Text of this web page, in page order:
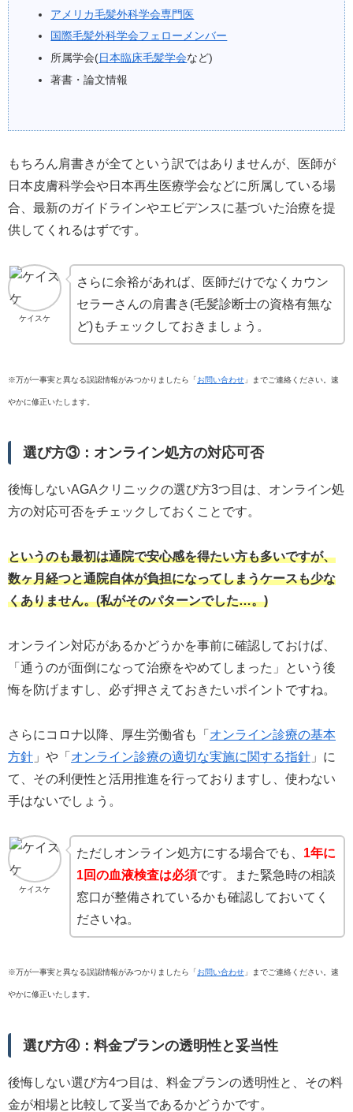
アメリカ毛髪外科学会専門医
国際毛髪外科学会フェローメンバー
所属学会(日本臨床毛髪学会など)
著書・論文情報
もちろん肩書きが全てという訳ではありませんが、医師が
日本皮膚科学会や日本再生医療学会などに所属している場
合、最新のガイドラインやエビデンスに基づいた治療を提
供してくれるはずです。
ケイスケ
さらに余裕があれば、医師だけでなくカウン
セラーさんの肩書き(毛髪診断士の資格有無な
ど)もチェックしておきましょう。
※万が一事実と異なる誤認情報がみつかりましたら「お問い合わせ 」までご連絡ください。速
やかに修正いたします。
選び方③：オンライン処方の対応可否
後悔しないAGAクリニックの選び方3つ目は、オンライン処
方の対応可否をチェックしておくことです。
というのも最初は通院で安心感を得たい方も多いですが、
数ヶ月経つと通院自体が負担になってしまうケースも少な
くありません。(私がそのパターンでした…。)
オンライン対応があるかどうかを事前に確認しておけば、
「通うのが面倒になって治療をやめてしまった」という後
悔を防げますし、必ず押さえておきたいポイントですね。
さらにコロナ以降、厚生労働省も「 オンライン診療の基本
方針 」や「 オンライン診療の適切な実施に関する指針 」に
て、その利便性と活用推進を行っておりますし、使わない
手はないでしょう。
ケイスケ
ただしオンライン処方にする場合でも、 1年に
1回の血液検査は必須です。また緊急時の相談
窓口が整備されているかも確認しておいてく
ださいね。
※万が一事実と異なる誤認情報がみつかりましたら「 お問い合わせ 」までご連絡ください。速
やかに修正いたします。
選び方④：料金プランの透明性と妥当性
後悔しない選び方4つ目は、料金プランの透明性と、その料
金が相場と比較して妥当であるかどうかです。